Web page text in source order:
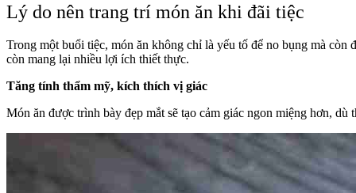
Lý do nên trang trí món ăn khi đãi tiệc
Trong một buổi tiệc, món ăn không chỉ là yếu tố để no bụng mà
còn mang lại nhiều lợi ích thiết thực.
Tăng tính thẩm mỹ, kích thích vị giác
Món ăn được trình bày đẹp mắt sẽ tạo cảm giác ngon miệng hơn,